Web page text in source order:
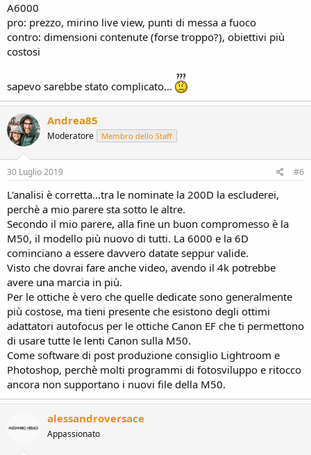
A6000
pro: prezzo, mirino live view, punti di messa a fuoco
contro: dimensioni contenute (forse troppo?), obiettivi più
costosi
sapevo sarebbe stato complicato...
Andrea85
Moderatore Membro dello Staff
30 Luglio 2019 #6
L'analisi è corretta...tra le nominate la 200D la escluderei,
perchè a mio parere sta sotto le altre.
Secondo il mio parere, alla fine un buon compromesso è la
M50, il modello più nuovo di tutti. La 6000 e la 6D
cominciano a essere davvero datate seppur valide.
Visto che dovrai fare anche video, avendo il 4k potrebbe
avere una marcia in più.
Per le ottiche è vero che quelle dedicate sono generalmente
più costose, ma tieni presente che esistono degli ottimi
adattatori autofocus per le ottiche Canon EF che ti permettono
di usare tutte le lenti Canon sulla M50.
Come software di post produzione consiglio Lightroom e
Photoshop, perchè molti programmi di fotosviluppo e ritocco
ancora non supportano i nuovi file della M50.
alessandroversace
Appassionato